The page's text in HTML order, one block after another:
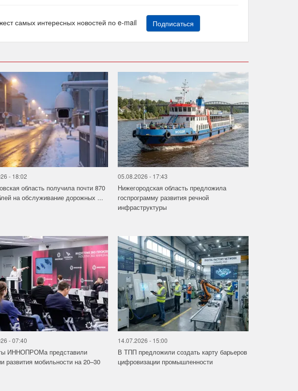
самых интересных новостей по e-mail Подписаться
- 18:02
область получила почти 870
на обслуживание дорожных ...
05.08.2026 - 17:43
Нижегородская область предложила
госпрограмму развития речной
инфраструктуры
- 07:40
ИННОПРОМа представили
развития мобильности на 20–30
14.07.2026 - 15:00
В ТПП предложили создать карту барьеров
цифровизации промышленности